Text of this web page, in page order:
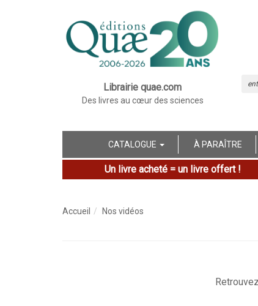
Librairie quae.com
Des livres au cœur des sciences
CATALOGUE À PARAÎTRE
Un livre acheté = un livre offert !
Accueil Nos vidéos